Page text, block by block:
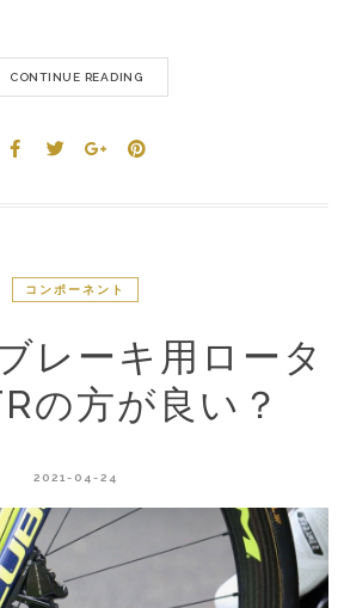
CONTINUE READING
コンポーネント
レーキ用ロータ
の方が良い？
2021-04-24